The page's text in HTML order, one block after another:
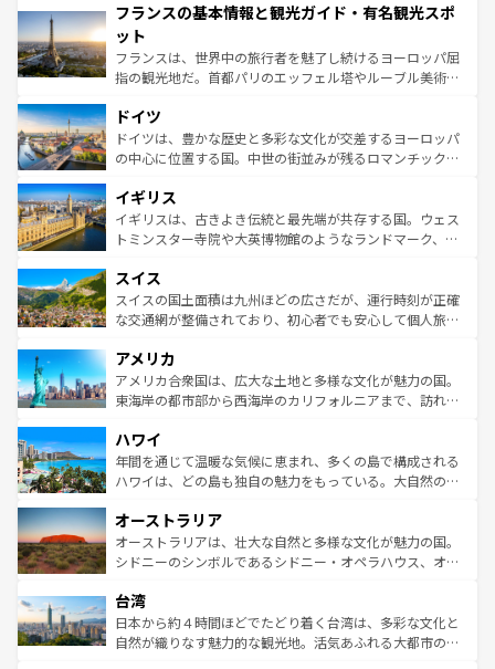
ませてくれるイタリアで、忘れられない旅をしてみよう！
なお、新着のイタリア情報は
しい。
文化が根付くこの国では、情熱的なフラメンコ、熱気あふ
れる闘牛、そして美味しいタパスが生活の一部となってい
る。首都マドリードの洗練された雰囲気や、バルセロナの
アートに溢れた街角から、地方では古代ローマ遺跡や中世
せる。地方によって風土や気候が異なるスペインはその個
性で訪れる人を魅了する。 なお、新着のスペイン情報は コ
ンテンツ一覧を参照してほしい。
フランスの基本情報と観光ガイド・有名観光スポ
ット
フランスは、世界中の旅行者を魅了し続けるヨーロッパ屈
指の観光地だ。首都パリのエッフェル塔やルーブル美術館
で、幅広い魅力が詰まっている。華麗な宮殿、歴史的な大
聖堂、美しいビーチ、そして豊かな自然が、訪れる者を心
から魅了する。また、フランスは美食の国としても知ら
いる。シャンパンの発祥地であるランス、プロヴァンスの
香り高いラベンダー畑など、多彩な楽しみ方が可能だ。さ
らに、パリ以外の地域にも魅力が溢れており、どの街角に
れる地方に足を運ぶとそれぞれで全く異なる文化を体験で
きるだろう。 なお、新着のフランス情報はコンテンツ一覧
を参照してほしい。
ドイツ
ドイツは、豊かな歴史と多彩な文化が交差するヨーロッパ
の中心に位置する国。中世の街並みが残るロマンチック街
顔を持つこの国は、どこを歩いても飽きることがない。ベ
ルリンの文化的活気、バイエルン州のアルプスの絶景、そ
してライン川沿いのワイン畑といった風景は必見。ビール
は、お酒好きな人にはぜひ体験してほしい。 なお、新着の
ドイツ情報はコンテンツ一覧を参照してほしい。
イギリス
イギリスは、古きよき伝統と最先端が共存する国。ウェス
トミンスター寺院や大英博物館のようなランドマーク、歴
リアごとに異なる魅力がある。また、優雅なアフタヌーン
ティー、ビール好きにはたまらない英国パブ、サッカー観
戦など、本場だからこそできる体験も豊富。イギリスを旅
ンツ一覧を参照してほしい。
スイス
スイスの国土面積は九州ほどの広さだが、運行時刻が正確
な交通網が整備されており、初心者でも安心して個人旅行
の建物がそのまま残る町や、スイスならではのユニークな
博物館もあり、アルプス観光だけでなく町歩きも満喫する
ことができる。国民の所得が高いため物価も高いが、旅行
ば市内交通費無料で観光を楽しむこともできる。 なお、新
着のスイス情報はコンテンツ一覧 を参照してほしい。
アメリカ
アメリカ合衆国は、広大な土地と多様な文化が魅力の国。
東海岸の都市部から西海岸のカリフォルニアまで、訪れる
のような巨大都市は、観光、ショッピング、エンターテイ
ンメントが詰まった刺激的なスポットだ。一方、アメリカ
西部には大自然が広がり、グランドキャニオンやイエロー
部のニューオーリンズでは、音楽と美食が融合した独特の
文化が魅力。旅行者はアメリカの各地域で異なる魅力を楽
しみながら、その多様性と豊かな歴史を感じることができ
ならではの贅沢な旅のスタイルだ。 なお、新着のアメリカ
情報はコンテンツ一覧を参照してほしい。
ハワイ
年間を通じて温暖な気候に恵まれ、多くの島で構成される
ハワイは、どの島も独自の魅力をもっている。大自然の神
ワイ島は見逃せない。また、定番の観光地といえばオアフ
島だが、静かな自然を求めるならマウイ島やカウアイ島が
おすすめ。エメラルドグリーンに輝く海をはじめ、豊かな
れるおもてなしの心で訪れる人々を迎えてくれるハワイの
人々、おいしいローカルフードやハワイアンミュージッ
ク、伝統的なフラダンスなど、すべてがハワイの魅力を彩
オーストラリア
オーストラリアは、壮大な自然と多様な文化が魅力の国。
シドニーのシンボルであるシドニー・オペラハウス、オー
リアリーフや大陸中央部にそびえるウルル（エアーズロッ
ク）、タスマニアの美しい原生林やケアンズの熱帯雨林な
ど、見どころがたくさん。また、カフェやワイン、オージ
台湾
日本から約４時間ほどでたどり着く台湾は、多彩な文化と
自然が織りなす魅力的な観光地。活気あふれる大都市の台